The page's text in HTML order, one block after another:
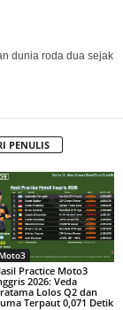
dunia roda dua sejak
PENULIS
Moto3
Practice Moto3
2026: Veda
Lolos Q2 dan
Terpaut 0,071 Detik